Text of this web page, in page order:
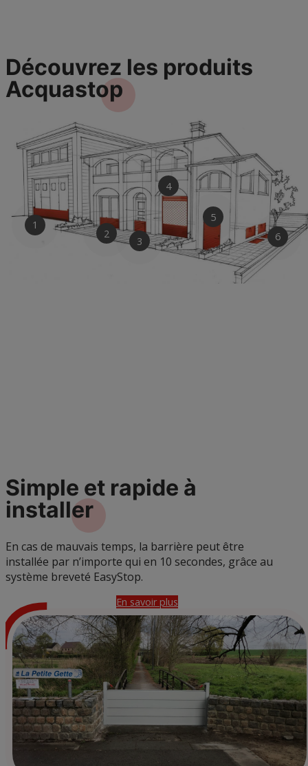
Découvrez les produits
Acquastop
1
2
3
4
5
6
Simple et rapide à
installer
En cas de mauvais temps, la barrière peut être
installée par n’importe qui en 10 secondes, grâce au
système breveté EasyStop.
En savoir plus